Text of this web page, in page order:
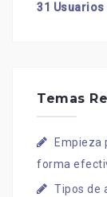
31 Usuarios
Temas
Empieza
forma
Tipos de